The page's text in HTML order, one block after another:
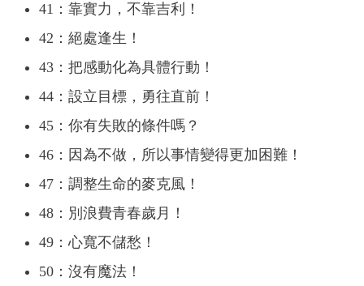
41：靠實力，不靠吉利！
42：絕處逢生！
43：把感動化為具體行動！
44：設立目標，勇往直前！
45：你有失敗的條件嗎？
46：因為不做，所以事情變得更加困難！
47：調整生命的麥克風！
48：別浪費青春歲月！
49：心寬不儲愁！
50：沒有魔法！